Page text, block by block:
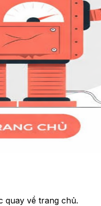
quay về trang chủ.